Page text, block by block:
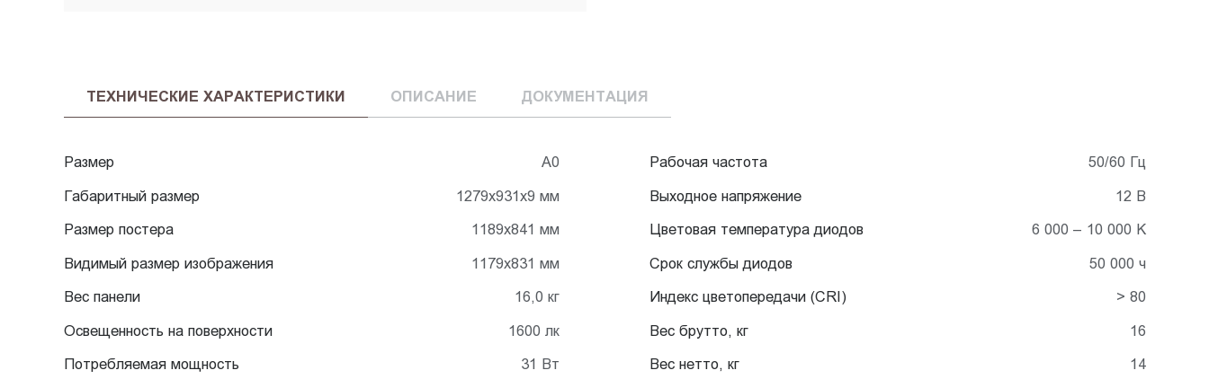
ТЕХНИЧЕСКИЕ ХАРАКТЕРИСТИКИ ОПИСАНИЕ ДОКУМЕНТАЦИЯ
Размер А0
Габаритный размер 1279x931x9 мм
Размер постера 1189x841 мм
Видимый размер изображения 1179x831 мм
Вес панели 16,0 кг
Освещенность на поверхности 1600 лк
Потребляемая мощность 31 Вт
Рабочая частота 50/60 Гц
Выходное напряжение 12 В
Цветовая температура диодов 6 000 – 10 000 K
Срок службы диодов 50 000 ч
Индекс цветопередачи (CRI) > 80
Вес брутто, кг 16
Вес нетто, кг 14